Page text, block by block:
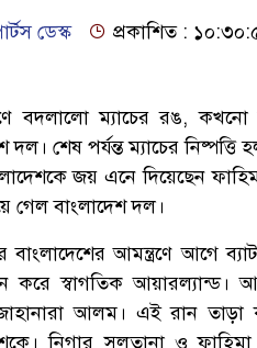
ডেস্ক প্রকাশিত :
বদলালো ম্যাচের রঙ,
দল। শেষ পর্যন্ত ম্যাচের
জয় এনে দিয়েছেন
গেল বাংলাদেশ দল।
বাংলাদেশের আমন্ত্রণে আগে
করে স্বাগতিক আয়ারল্যান্ড।
আলম। এই রান
নিগার সুলতানা ও